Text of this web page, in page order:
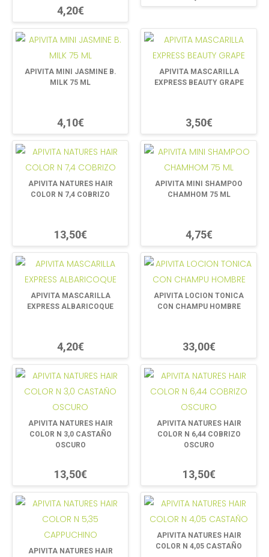
4,20€
APIVITA MINI JASMINE B.
MILK 75 ML
4,10€
APIVITA MASCARILLA
EXPRESS BEAUTY GRAPE
3,50€
APIVITA NATURES HAIR
COLOR N 7,4 COBRIZO
13,50€
APIVITA MINI SHAMPOO
CHAMHOM 75 ML
4,75€
APIVITA MASCARILLA
EXPRESS ALBARICOQUE
4,20€
APIVITA LOCION TONICA
CON CHAMPU HOMBRE
33,00€
APIVITA NATURES HAIR
COLOR N 3,0 CASTAÑO
OSCURO
13,50€
APIVITA NATURES HAIR
COLOR N 6,44 COBRIZO
OSCURO
13,50€
APIVITA NATURES HAIR
APIVITA NATURES HAIR
COLOR N 4,05 CASTAÑO